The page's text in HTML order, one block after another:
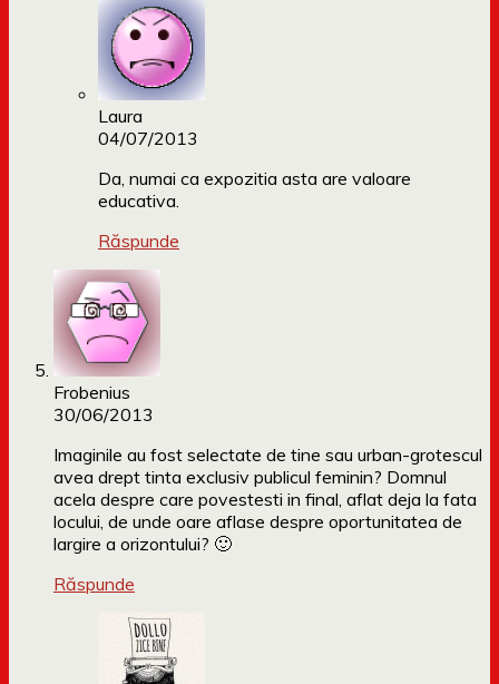
Laura
04/07/2013
Da, numai ca expozitia asta are valoare
educativa.
Răspunde
Frobenius
30/06/2013
Imaginile au fost selectate de tine sau urban-grotescul
avea drept tinta exclusiv publicul feminin? Domnul
acela despre care povestesti in final, aflat deja la fata
locului, de unde oare aflase despre oportunitatea de
largire a orizontului? 🙂
Răspunde